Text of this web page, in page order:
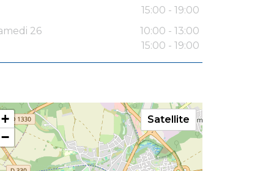
15:00 - 19:00
26
10:00 - 13:00
15:00 - 19:00
+
−
Satellite